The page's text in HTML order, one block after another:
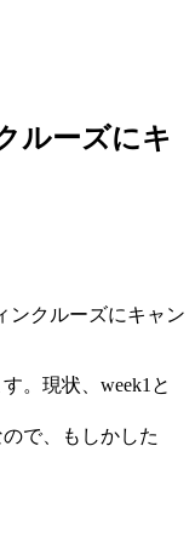
ルーズにキ
ンクルーズにキャン
。現状、week1と
で、もしかした